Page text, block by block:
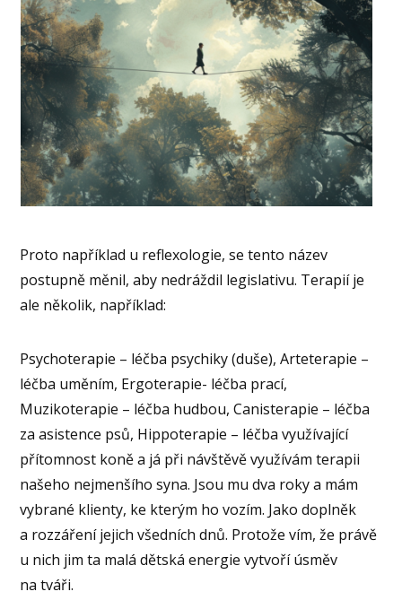
Proto například u reflexologie, se tento název
postupně měnil, aby nedráždil legislativu. Terapií je
ale několik, například:
Psychoterapie – léčba psychiky (duše), Arteterapie –
léčba uměním, Ergoterapie- léčba prací,
Muzikoterapie – léčba hudbou, Canisterapie – léčba
za asistence psů, Hippoterapie – léčba využívající
přítomnost koně a já při návštěvě využívám terapii
našeho nejmenšího syna. Jsou mu dva roky a mám
vybrané klienty, ke kterým ho vozím. Jako doplněk
a rozzáření jejich všedních dnů. Protože vím, že právě
u nich jim ta malá dětská energie vytvoří úsměv
na tváři.